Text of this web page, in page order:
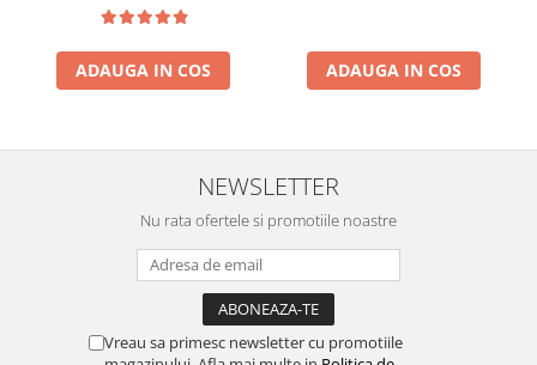
ADAUGA IN COS ADAUGA IN COS
NEWSLETTER
Nu rata ofertele si promotiile noastre
Vreau sa primesc newsletter cu promotiile